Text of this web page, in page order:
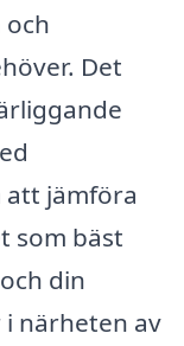
Det
att jämföra
som bäst
din
närheten av